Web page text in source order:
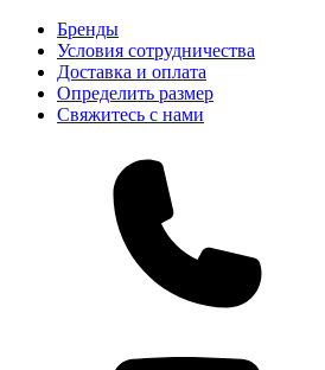
Бренды
Условия сотрудничества
Доставка и оплата
Определить размер
Свяжитесь с нами